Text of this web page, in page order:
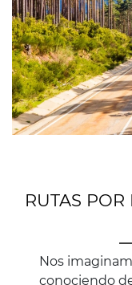
RUTAS POR
Nos
conociendo